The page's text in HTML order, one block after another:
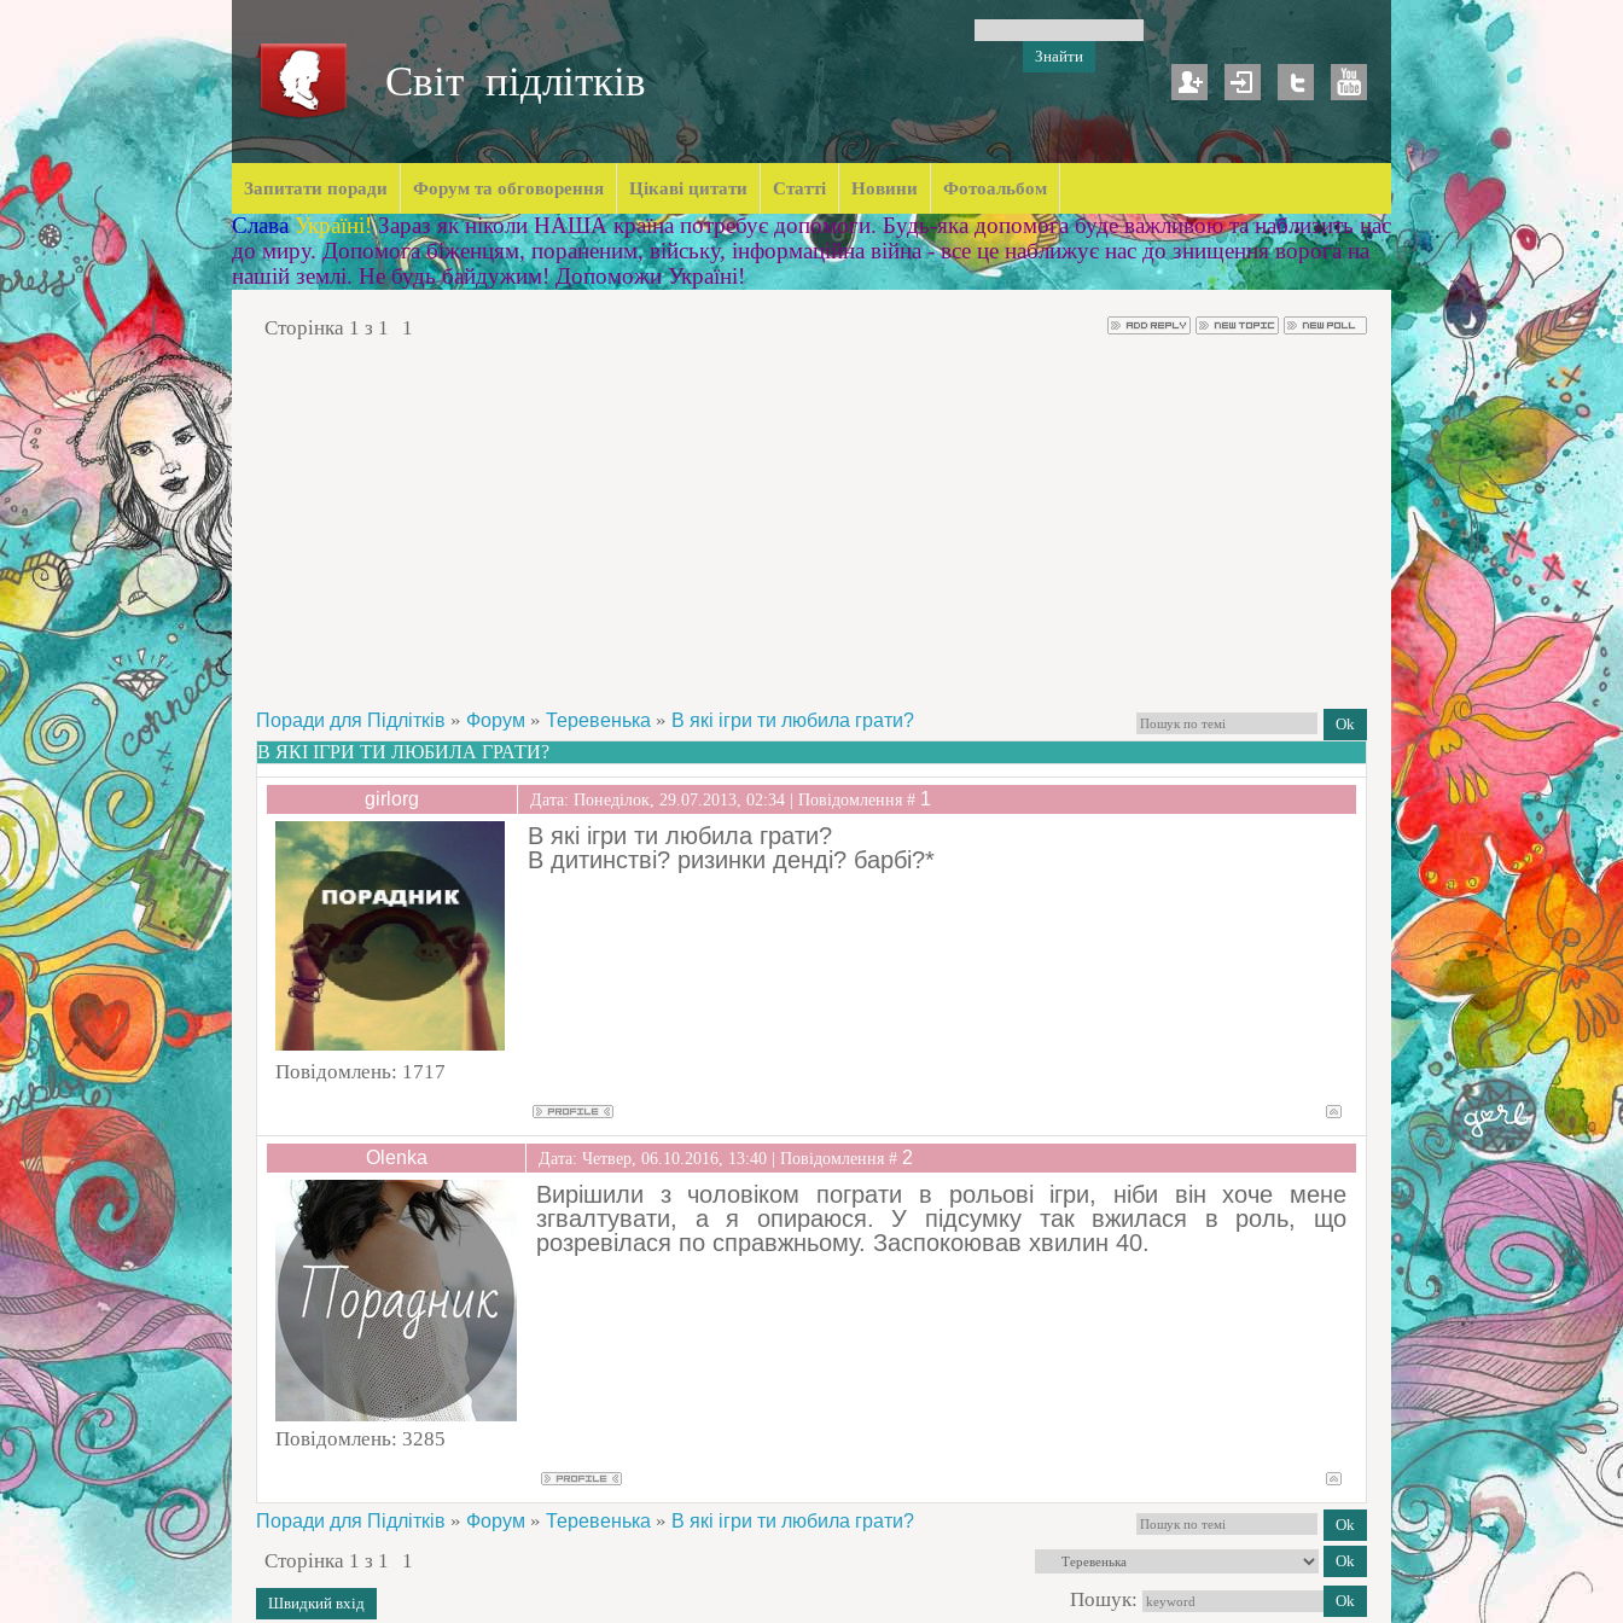
Світ підлітків
Запитати поради Форум та обговорення Цікаві цитати Статті Новини Фотоальбом
Слава Україні! Зараз як ніколи НАША країна потребує допомоги. Будь-яка допомога буде важливою та наблизить нас
до миру. Допомога біженцям, пораненим, війську, інформаційна війна - все це наближує нас до знищення ворога на
нашій землі. Не будь байдужим! Допоможи Україні!
Сторінка 1 з 1 1
Поради для Підлітків » Форум » Теревенька » В які ігри ти любила грати?
В ЯКІ ІГРИ ТИ ЛЮБИЛА ГРАТИ?
girlorg Дата: Понеділок, 29.07.2013, 02:34 | Повідомлення # 1
Повідомлень: 1717
В які ігри ти любила грати?
В дитинстві? ризинки денді? барбі?*
Olenka Дата: Четвер, 06.10.2016, 13:40 | Повідомлення # 2
Повідомлень: 3285
Вирішили з чоловіком пограти в рольові ігри, ніби він хоче мене
згвалтувати, а я опираюся. У підсумку так вжилася в роль, що
розревілася по справжньому. Заспокоював хвилин 40.
Поради для Підлітків » Форум » Теревенька » В які ігри ти любила грати?
Сторінка 1 з 1
1
Пошук: